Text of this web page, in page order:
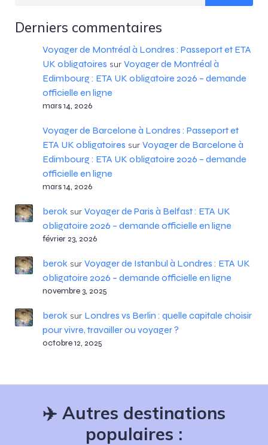
Derniers commentaires
Voyager de Montréal à Londres : Passeport et ETA
UK obligatoires sur Voyager de Montréal à
Edimbourg : ETA UK obligatoire 2026 – demande
officielle en ligne
mars 14, 2026
Voyager de Barcelone à Londres : Passeport et
ETA UK obligatoires sur Voyager de Barcelone à
Edimbourg : ETA UK obligatoire 2026 – demande
officielle en ligne
mars 14, 2026
beroksur Voyager de Paris à Belfast : ETA UK
obligatoire 2026 – demande officielle en ligne
février 23, 2026
beroksur Voyager de Istanbul à Londres : ETA UK
obligatoire 2026 – demande officielle en ligne
novembre 3, 2025
beroksur Londres vs Berlin : quelle capitale choisir
pour vivre, travailler ou voyager ?
octobre 12, 2025
✈️ Autres destinations
populaires :